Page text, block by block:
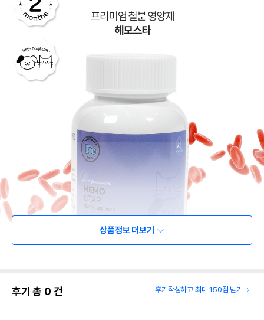
상품정보 더보기
후기 총 0 건 후기작성하고 최대 150점 받기